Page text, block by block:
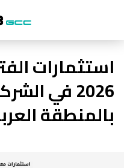
2026 في
بالمنطقة